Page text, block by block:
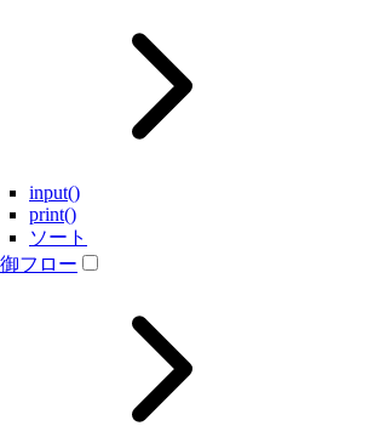
input()
print()
ソート
フロー